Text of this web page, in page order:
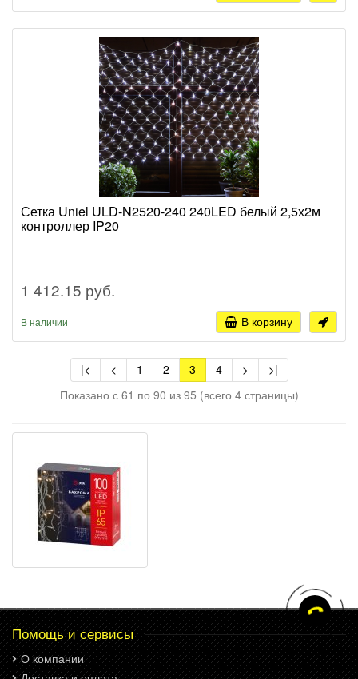
Сетка Uniel ULD-N2520-240 240LED белый 2,5х2м
контроллер IP20
1 412.15 руб.
В наличии В корзину
|< < 1 2 3 4 >
>|
Показано с 61 по 90 из 95 (всего 4 страницы)
Помощь и сервисы
О компании